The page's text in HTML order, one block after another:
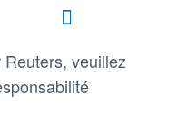
veuillez